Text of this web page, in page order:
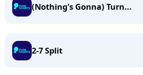
(Nothing's Gonna) Turn...
2-7 Split